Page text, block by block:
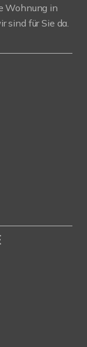
Wohnung in
sind für Sie da.